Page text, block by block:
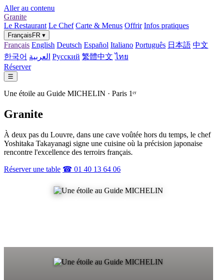
Aller au contenu
Granite
Le Restaurant Le Chef Carte & Menus Offrir Infos pratiques
Français FR ▾
Français English Deutsch Español Italiano Português 日本語 中文
한국어 العربية Русский 繁體中文 ไทย
Réserver
☰
Une étoile au Guide MICHELIN · Paris 1ᵉʳ
Granite
À deux pas du Louvre, dans une cave voûtée hors du temps, le chef
Yoshitaka Takayanagi signe une cuisine où la précision japonaise
rencontre l'excellence des terroirs français.
Réserver une table ☎ 01 40 13 64 06